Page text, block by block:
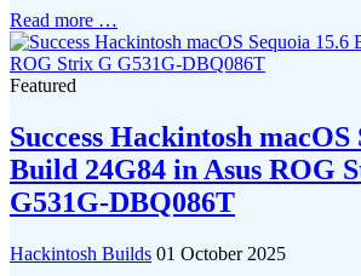
Read more …
Featured
Success Hackintosh macOS
Build 24G84 in Asus ROG
G531G-DBQ086T
Hackintosh Builds 01 October 2025